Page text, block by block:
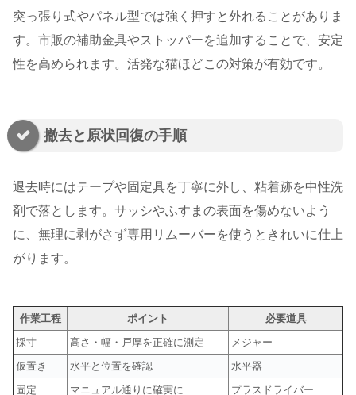
突っ張り式やパネル型では強く押すと外れることがありま
す。市販の補助金具やストッパーを追加することで、安定
性を高められます。活発な猫ほどこの対策が有効です。
撤去と原状回復の手順
退去時にはテープや固定具を丁寧に外し、粘着跡を中性洗
剤で落とします。サッシやふすまの表面を傷めないよう
に、無理に剥がさず専用リムーバーを使うときれいに仕上
がります。
作業工程 ポイント
必要道具
採寸
高さ・幅・戸厚を正確に測定
メジャー
仮置き
水平と位置を確認
水平器
固定
マニュアル通りに確実に
プラスドライバー